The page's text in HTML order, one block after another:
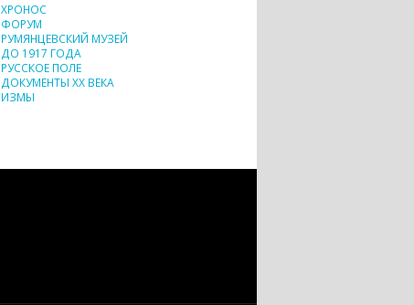
ХРОНОС
ФОРУМ
РУМЯНЦЕВСКИЙ МУЗЕЙ
ДО 1917 ГОДА
РУССКОЕ ПОЛЕ
ДОКУМЕНТЫ XX ВЕКА
ИЗМЫ